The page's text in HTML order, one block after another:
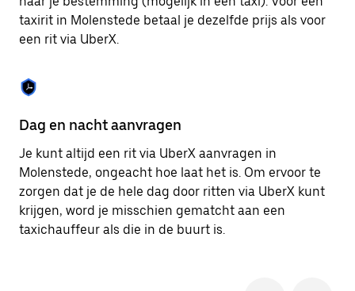
Escape
om
de
sluiten.
taxirit in Molenstede betaal je dezelfde prijs als voor
een rit via UberX.
Dag en nacht aanvragen
Je kunt altijd een rit via UberX aanvragen in
Molenstede, ongeacht hoe laat het is. Om ervoor te
zorgen dat je de hele dag door ritten via UberX kunt
krijgen, word je misschien gematcht aan een
taxichauffeur als die in de buurt is.